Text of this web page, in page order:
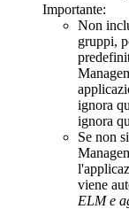
Importante:
Non
gruppi,
ignora
ignora
Se non
viene
ELM e